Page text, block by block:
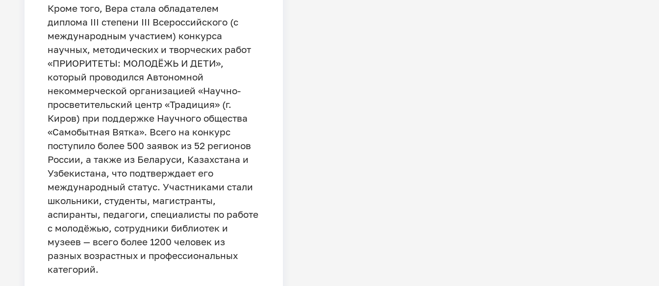
Кроме того, Вера стала обладателем
диплома III степени III Всероссийского (с
международным участием) конкурса
научных, методических и творческих работ
«ПРИОРИТЕТЫ: МОЛОДЁЖЬ И ДЕТИ»,
который проводился Автономной
некоммерческой организацией «Научно-
просветительский центр «Традиция» (г.
Киров) при поддержке Научного общества
«Самобытная Вятка». Всего на конкурс
поступило более 500 заявок из 52 регионов
России, а также из Беларуси, Казахстана и
Узбекистана, что подтверждает его
международный статус. Участниками стали
школьники, студенты, магистранты,
аспиранты, педагоги, специалисты по работе
с молодёжью, сотрудники библиотек и
музеев — всего более 1200 человек из
разных возрастных и профессиональных
категорий.